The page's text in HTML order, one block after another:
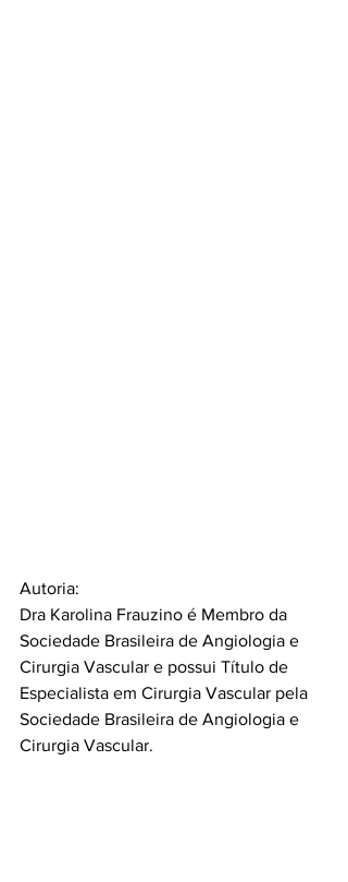
Autoria:
Dra Karolina Frauzino é Membro da
Sociedade Brasileira de Angiologia e
Cirurgia Vascular e possui Título de
Especialista em Cirurgia Vascular pela
Sociedade Brasileira de Angiologia e
Cirurgia Vascular.